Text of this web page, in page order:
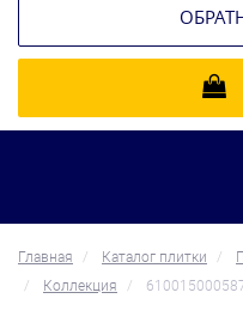
Главная Каталог плитки
Коллекция